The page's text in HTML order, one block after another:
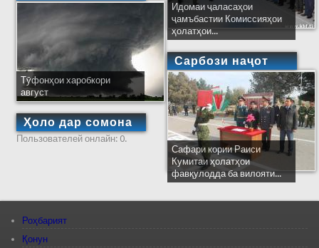
Тӯфонҳои харобкори
август
Ҳоло дар сомона
Пользователей онлайн: 0.
Идомаи ҷаласаҳои
ҷамъбастии Комиссияҳои
ҳолатҳои...
Сарбози наҷот
Сафари кории Раиси
Кумитаи ҳолатҳои
фавқулодда ба вилояти...
Роҳбарият
Қонун